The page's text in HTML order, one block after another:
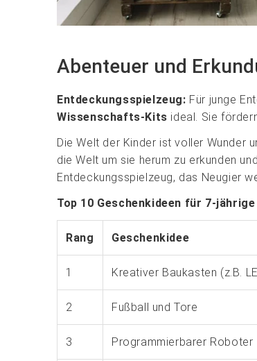
Abenteuer und
Entdeckungsspielzeug: Für junge
Wissenschafts-Kits ideal. Sie
Die Welt der Kinder ist voller Wunder
die Welt um sie herum zu erkunden
Entdeckungsspielzeug, das Neugier
Top 10 Geschenkideen für 7-
Rang Geschenkidee
1 Kreativer Baukasten (z.B.
2 Fußball und Tore
3 Programmierbarer Roboter